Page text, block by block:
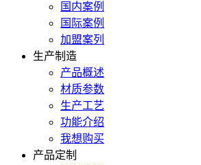
国内案例
国际案例
加盟案列
生产制造
产品概述
材质参数
生产工艺
功能介绍
我想购买
产品定制